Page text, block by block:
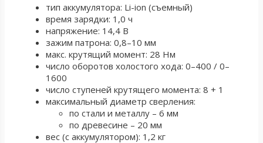
тип аккумулятора: Li-ion (съемный)
время зарядки: 1,0 ч
напряжение: 14,4 В
зажим патрона: 0,8–10 мм
макс. крутящий момент: 28 Нм
число оборотов холостого хода: 0–400 / 0–
1600
число ступеней крутящего момента: 8 + 1
максимальный диаметр сверления:
по стали и металлу – 6 мм
по древесине – 20 мм
вес (с аккумулятором): 1,2 кг